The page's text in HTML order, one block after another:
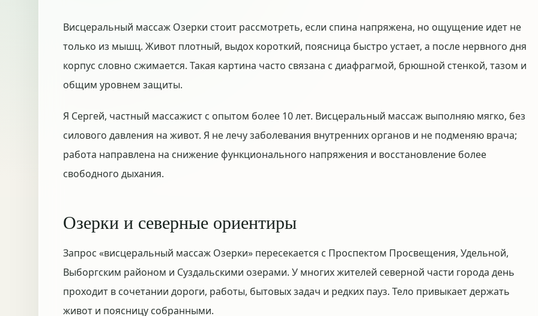
Висцеральный массаж Озерки стоит рассмотреть, если спина напряжена, но ощущение идет не
только из мышц. Живот плотный, выдох короткий, поясница быстро устает, а после нервного дня
корпус словно сжимается. Такая картина часто связана с диафрагмой, брюшной стенкой, тазом и
общим уровнем защиты.
Я Сергей, частный массажист с опытом более 10 лет. Висцеральный массаж выполняю мягко, без
силового давления на живот. Я не лечу заболевания внутренних органов и не подменяю врача;
работа направлена на снижение функционального напряжения и восстановление более
свободного дыхания.
Озерки и северные ориентиры
Запрос «висцеральный массаж Озерки» пересекается с Проспектом Просвещения, Удельной,
Выборгским районом и Суздальскими озерами. У многих жителей северной части города день
проходит в сочетании дороги, работы, бытовых задач и редких пауз. Тело привыкает держать
живот и поясницу собранными.